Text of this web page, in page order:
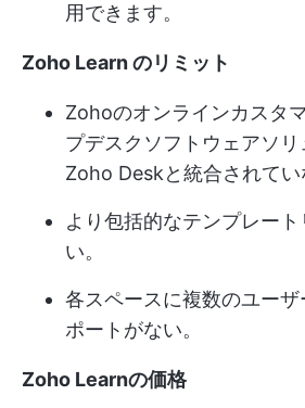
用できます。
Zoho Learn のリミット
Zohoのオンラインカスタ
プデスクソフトウェアソ
Zoho Deskと統合されてい
より包括的なテンプレー
い。
各スペースに複数のユー
ポートがない。
Zoho Learnの価格